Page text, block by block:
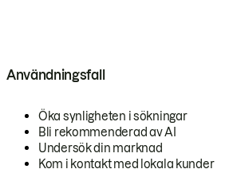
Användningsfall
Öka synligheten i sökningar
Bli rekommenderad av AI
Undersök din marknad
Kom i kontakt med lokala kunder